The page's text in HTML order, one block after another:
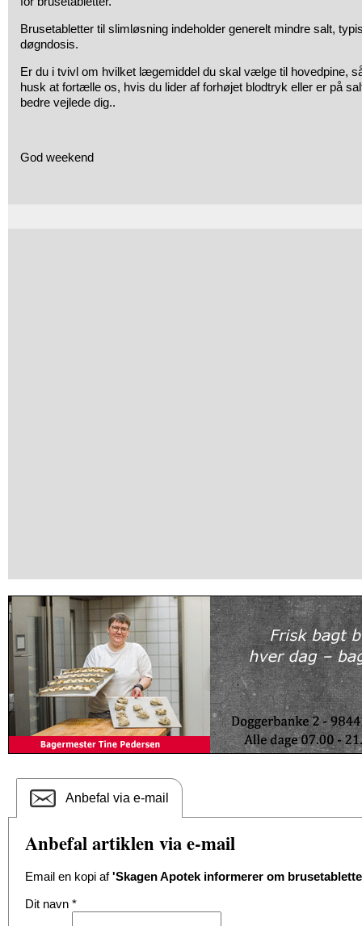
Brusetabletter til slimløsning indeholder generelt mindre salt,
døgndosis.
Er du i tvivl om hvilket lægemiddel du skal vælge til hovedpine,
husk at fortælle os, hvis du lider af forhøjet blodtryk eller er på
bedre vejlede dig..
God weekend
Anbefal via e-mail
Anbefal artiklen via e-mail
Email en kopi af'Skagen Apotek informerer om
Dit navn *